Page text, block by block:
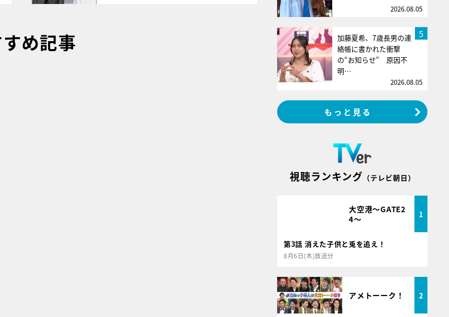
め記事
2026.08.05
5
加藤夏希、7歳長男の連
絡帳に書かれた衝撃
の“お知らせ” 原因不
明…
2026.08.05
もっと見る
視聴ランキング （テレビ朝日）
大空港～GATE2
4～
1
第3話 消えた子供と兎を追え！
8月6日(木)放送分
アメトーーク！ 2